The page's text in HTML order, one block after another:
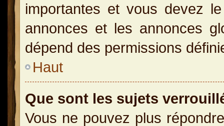
importantes et vous devez
annonces et les annonces
dépend des permissions
Haut
Que sont les sujets
Vous ne pouvez plus